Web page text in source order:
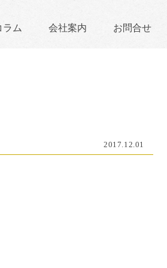
ラム 会社案内 お問合せ
2017.12.01